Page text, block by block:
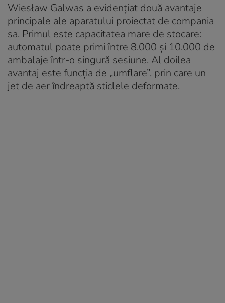
Wiesław Galwas a evidențiat două avantaje
principale ale aparatului proiectat de compania
sa. Primul este capacitatea mare de stocare:
automatul poate primi între 8.000 și 10.000 de
ambalaje într-o singură sesiune. Al doilea
avantaj este funcția de „umflare”, prin care un
jet de aer îndreaptă sticlele deformate.